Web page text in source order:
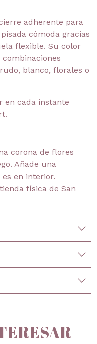
adherente para
cómoda gracias
flexible. Su color
blanco, florales o
en cada instante
corona de flores
Añade una
en interior.
física de San